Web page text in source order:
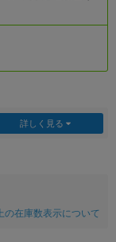
詳しく見る
の在庫数表示について